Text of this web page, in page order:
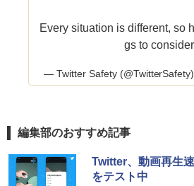
Every situation is different, so
gs to
— Twitter Safety (@TwitterSafety)
編集部のおすすめ記事
Twitter、動画再生
をテスト中